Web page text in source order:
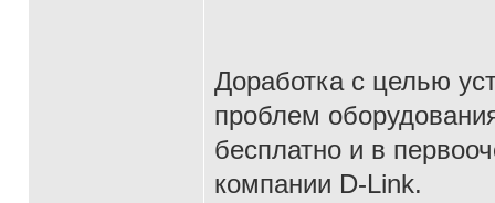
Доработка с целью
проблем
бесплатно и в
компании D-Link.